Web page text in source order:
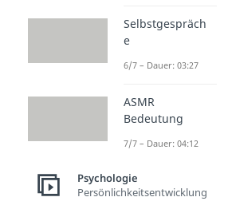
finanziellen
Menschen
Finanzen um und
Wie nach solchen
weitere
verläuft, ist aber
Person abhängig.
Selbstgespräch
e
6/7 – Dauer: 03:27
ASMR
Bedeutung
7/7 – Dauer: 04:12
Psychologie
Persönlichkeitsentwicklung